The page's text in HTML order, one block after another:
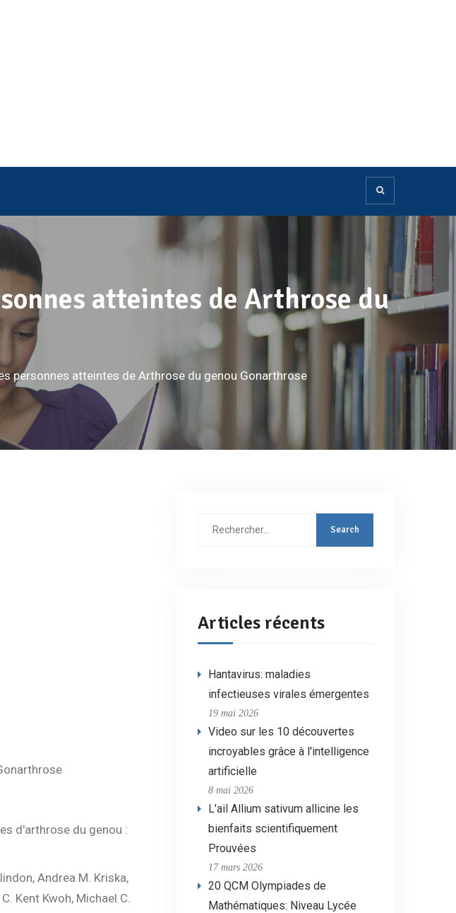
atteintes de Arthrose du
personnes atteintes de Arthrose du genou Gonarthrose
d'arthrose du genou :
Andrea M. Kriska,
Kent Kwoh, Michael C.
Rechercher
Articles récents
Hantavirus: maladies
infectieuses virales émergentes
19 mai 2026
Video sur les 10 découvertes
incroyables grâce à l'intelligence
artificielle
8 mai 2026
L'ail Allium sativum allicine les
bienfaits scientifiquement
Prouvées
17 mars 2026
20 QCM Olympiades de
Mathématiques: Niveau Lycée